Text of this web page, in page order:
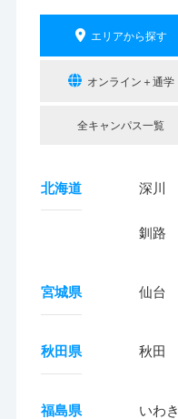
エリアから探す
オンライン＋通学
全キャンパス一覧
北海道 深川
釧路
宮城県 仙台
秋田県 秋田
福島県 いわき